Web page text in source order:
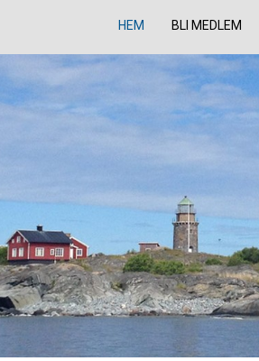
HEM BLI MEDLEM